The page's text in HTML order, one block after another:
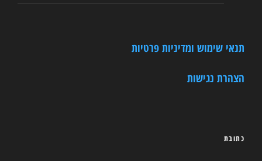
תנאי שימוש ומדיניות פרטיות
הצהרת נגישות
כתובת